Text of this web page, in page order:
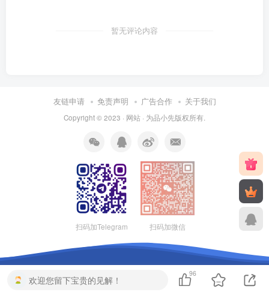
暂无评论内容
友链申请 免责声明 广告合作 关于我们
Copyright © 2023 · 网站 · 为品小先版权所有.
扫码加Telegram 扫码加微信
欢迎您留下宝贵的见解！
96